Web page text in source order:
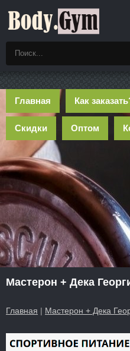
Главная Как
Скидки Оптом
Мастерон + Дека
Главная | Мастерон + Дека